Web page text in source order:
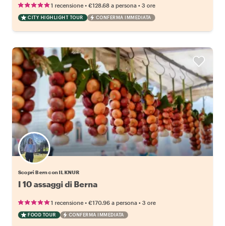
1 recensione • €128.68 a persona • 3 ore
CITY HIGHLIGHT TOUR CONFERMA IMMEDIATA
Scopri Bern con ILKNUR
I 10 assaggi di Berna
1 recensione • €170.96 a persona • 3 ore
FOOD TOUR CONFERMA IMMEDIATA